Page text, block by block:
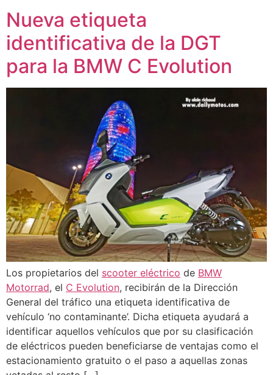
Nueva etiqueta
identificativa de la DGT
para la BMW C Evolution
Los propietarios del scooter eléctrico de BMW
Motorrad, el C Evolution, recibirán de la Dirección
General del tráfico una etiqueta identificativa de
vehículo ‘no contaminante’. Dicha etiqueta ayudará a
identificar aquellos vehículos que por su clasificación
de eléctricos pueden beneficiarse de ventajas como el
estacionamiento gratuito o el paso a aquellas zonas